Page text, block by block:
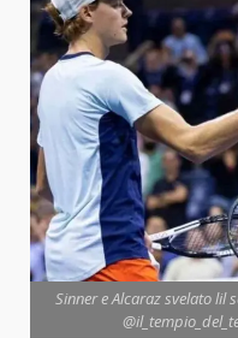
Sinner e Alcaraz svelato lil